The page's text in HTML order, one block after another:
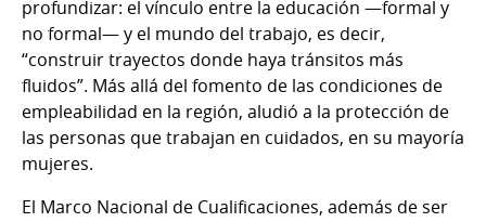
profundizar: el vínculo entre la educación —formal y
no formal— y el mundo del trabajo, es decir,
“construir trayectos donde haya tránsitos más
fluidos”. Más allá del fomento de las condiciones de
empleabilidad en la región, aludió a la protección de
las personas que trabajan en cuidados, en su mayoría
mujeres.
El Marco Nacional de Cualificaciones, además de ser